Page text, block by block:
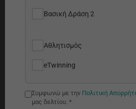
Βασική Δράση 2
Αθλητισμός
eTwinning
Συμφωνώ με την Πολιτική
μας δελτίου. *